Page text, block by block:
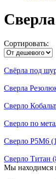
Сортировать:
Свёрла под
Сверла
Сверло
Сверло по
Сверло Р5М6
Сверло Титан
Мы